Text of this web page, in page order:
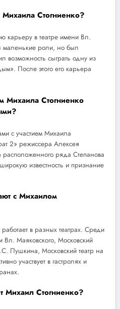
Стогниенко?
карьеру в театре имени Вл.
маленькие роли, но был
возможность сыграть одну из
После этого его карьера
Михаила Стогниенко
с участием Михаила
2» режиссера Алексея
ряда Степанова
известность и признание
с Михаилом
в разных театрах. Среди
Вл. Маяковского, Московский
Пушкина, Московский театр на
участвует в гастролях и
Михаил Стогниенко?